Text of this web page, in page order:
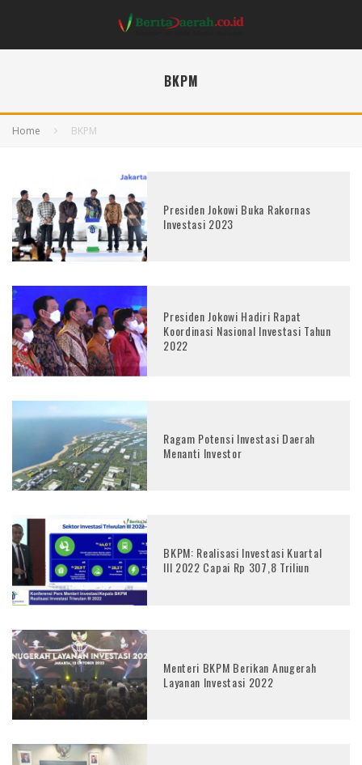
BKPM
Home BKPM
Presiden Jokowi Buka Rakornas
Investasi 2023
Presiden Jokowi Hadiri Rapat
Koordinasi Nasional Investasi Tahun
2022
Ragam Potensi Investasi Daerah
Menanti Investor
BKPM: Realisasi Investasi Kuartal
III 2022 Capai Rp 307,8 Triliun
Menteri BKPM Berikan Anugerah
Layanan Investasi 2022